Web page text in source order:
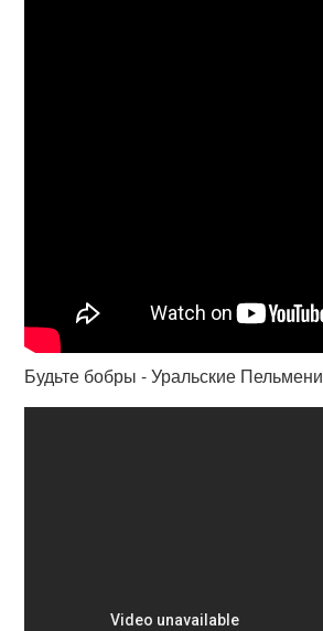
Будьте бобры - Уральские Пельмени